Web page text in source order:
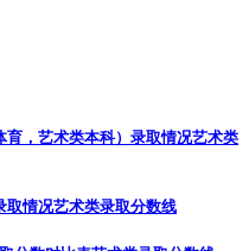
育，艺术类本科）录取情况艺术类
取情况艺术类录取分数线